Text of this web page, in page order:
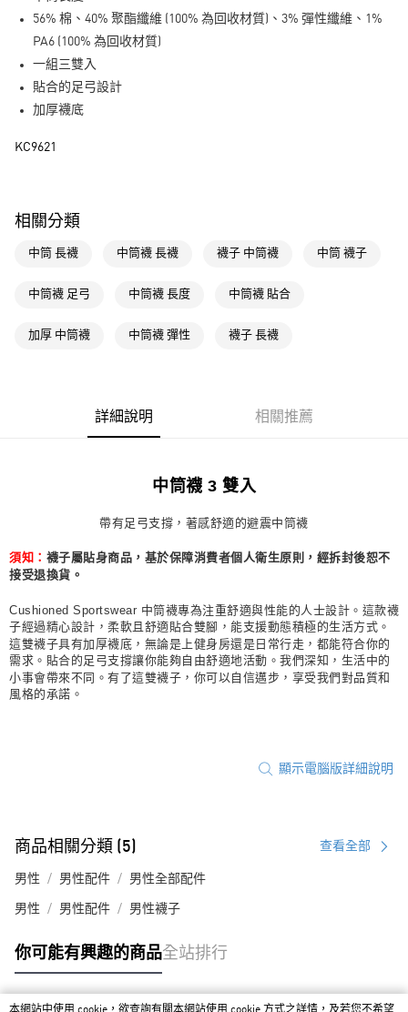
LINE Pay
每筆NT$80，滿NT$1,500(含以上)免運費
每筆NT$80，滿NT$1,500(含以上)免運費
萊爾富取貨付款
付款後萊爾富取貨
每筆NT$80，滿NT$1,500(含以上)免運費
付款後7-11取貨
每筆NT$80，滿NT$1,500(含以上)免運費
56% 棉、40% 聚酯纖維 (100% 為回收材質)、3% 彈性纖維、1%
PA6 (100% 為回收材質)
一組三雙入
貼合的足弓設計
加厚襪底
KC9621
相關分類
中筒 長襪 中筒襪 長襪 襪子 中筒襪 中筒 襪子
中筒襪 足弓 中筒襪 長度 中筒襪 貼合
加厚 中筒襪 中筒襪 彈性 襪子 長襪
詳細說明 相關推薦
中筒襪 3 雙入
帶有足弓支撐，著感舒適的避震中筒襪
須知： 襪子屬貼身商品，基於保障消費者個人衛生原則，經拆封後恕不
接受退換貨。
Cushioned Sportswear 中筒襪專為注重舒適與性能的人士設計。這款襪
子經過精心設計，柔軟且舒適貼合雙腳，能支援動態積極的生活方式。
這雙襪子具有加厚襪底，無論是上健身房還是日常行走，都能符合你的
需求。貼合的足弓支撐讓你能夠自由舒適地活動。我們深知，生活中的
小事會帶來不同。有了這雙襪子，你可以自信邁步，享受我們對品質和
風格的承諾。
顯示電腦版詳細說明
商品相關分類 (5) 查看全部
男性 男性配件 男性全部配件
男性 男性配件 男性襪子
你可能有興趣的商品全站排行